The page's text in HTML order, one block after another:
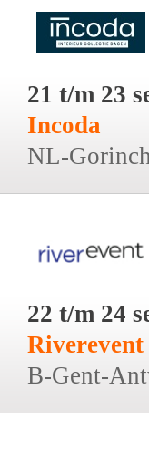
21 t/m 23
Incoda
NL-
22 t/m 24
Riverevent
B-Gent-